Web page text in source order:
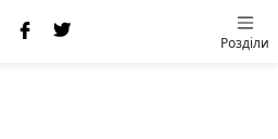
Розділи